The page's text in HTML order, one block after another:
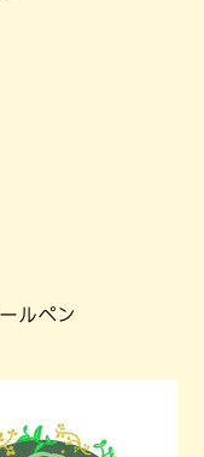
ルペン